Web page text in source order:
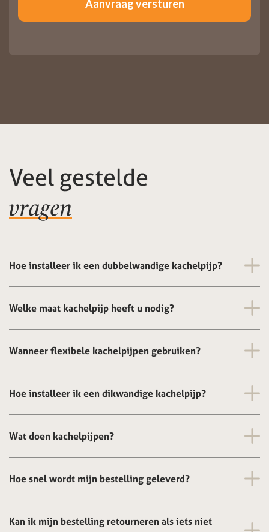
Veel gestelde
vragen
Hoe installeer ik een dubbelwandige kachelpijp?
Welke maat kachelpijp heeft u nodig?
Wanneer flexibele kachelpijpen gebruiken?
Hoe installeer ik een dikwandige kachelpijp?
Wat doen kachelpijpen?
Hoe snel wordt mijn bestelling geleverd?
Kan ik mijn bestelling retourneren als iets niet